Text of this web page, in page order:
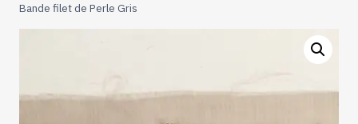
Bande filet de Perle Gris